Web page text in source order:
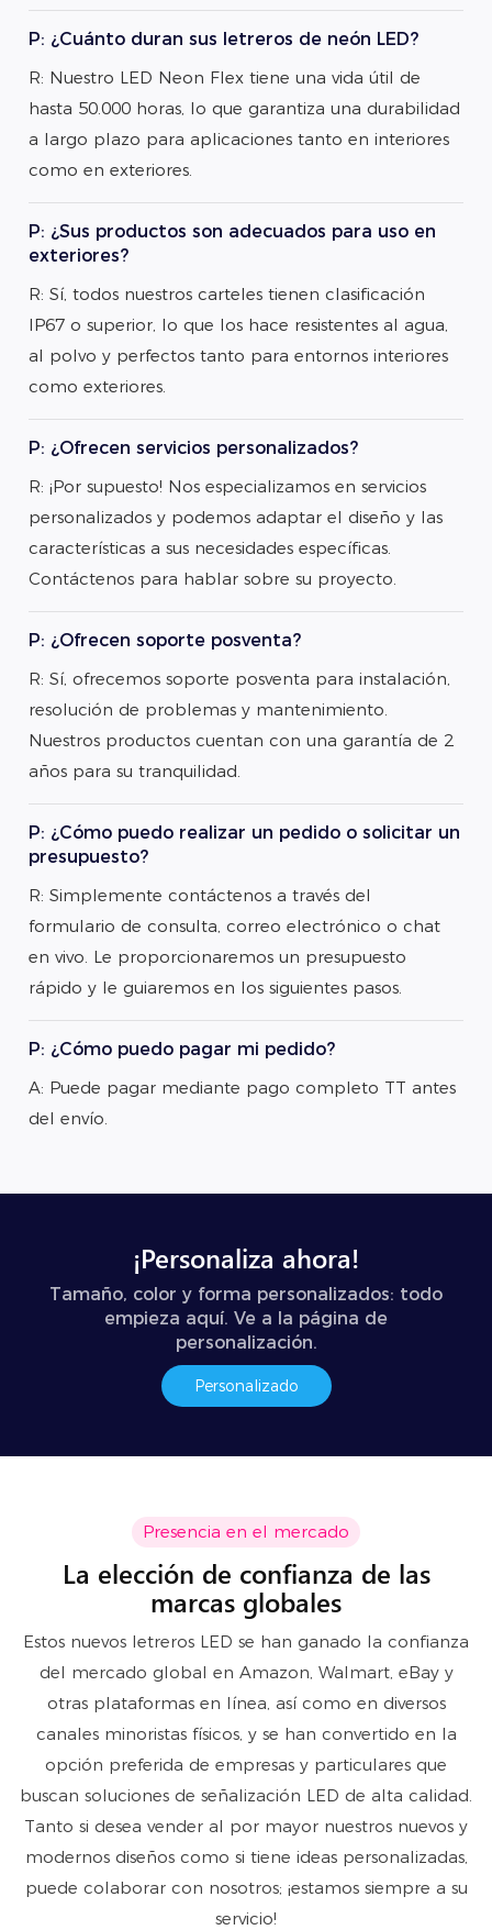
P: ¿Cuánto duran sus letreros de neón LED?
R: Nuestro LED Neon Flex tiene una vida útil de
hasta 50.000 horas, lo que garantiza una durabilidad
a largo plazo para aplicaciones tanto en interiores
como en exteriores.
P: ¿Sus productos son adecuados para uso en
exteriores?
R: Sí, todos nuestros carteles tienen clasificación
IP67 o superior, lo que los hace resistentes al agua,
al polvo y perfectos tanto para entornos interiores
como exteriores.
P: ¿Ofrecen servicios personalizados?
R: ¡Por supuesto! Nos especializamos en servicios
personalizados y podemos adaptar el diseño y las
características a sus necesidades específicas.
Contáctenos para hablar sobre su proyecto.
P: ¿Ofrecen soporte posventa?
R: Sí, ofrecemos soporte posventa para instalación,
resolución de problemas y mantenimiento.
Nuestros productos cuentan con una garantía de 2
años para su tranquilidad.
P: ¿Cómo puedo realizar un pedido o solicitar un
presupuesto?
R: Simplemente contáctenos a través del
formulario de consulta, correo electrónico o chat
en vivo. Le proporcionaremos un presupuesto
rápido y le guiaremos en los siguientes pasos.
P: ¿Cómo puedo pagar mi pedido?
A: Puede pagar mediante pago completo TT antes
del envío.
¡Personaliza ahora!
Tamaño, color y forma personalizados: todo
empieza aquí. Ve a la página de
personalización.
Personalizado
Presencia en el mercado
La elección de confianza de las
marcas globales
Estos nuevos letreros LED se han ganado la confianza
del mercado global en Amazon, Walmart, eBay y
otras plataformas en línea, así como en diversos
canales minoristas físicos, y se han convertido en la
opción preferida de empresas y particulares que
buscan soluciones de señalización LED de alta calidad.
Tanto si desea vender al por mayor nuestros nuevos y
modernos diseños como si tiene ideas personalizadas,
puede colaborar con nosotros; ¡estamos siempre a su
servicio!